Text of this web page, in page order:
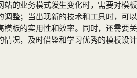
站的业务模式发生变化时，需要对模板
调整；当出现新的技术和工具时，可以
模板的实用性和效率。同时，还需要关
情况，及时借鉴和学习优秀的模板设计